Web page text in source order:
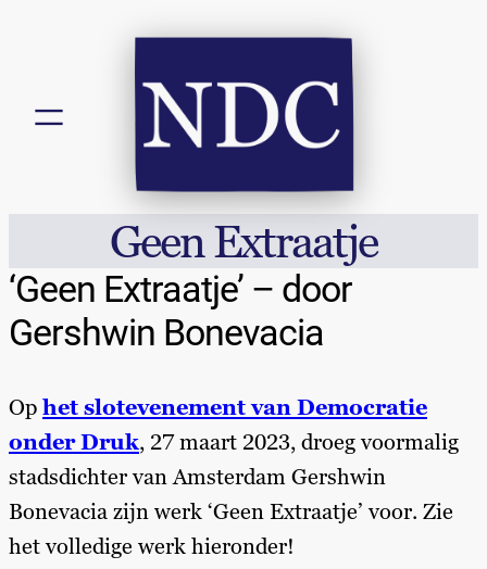
Geen Extraatje
‘Geen Extraatje’ – door
Gershwin Bonevacia
Op het slotevenement van Democratie
onder Druk, 27 maart 2023, droeg voormalig
stadsdichter van Amsterdam Gershwin
Bonevacia zijn werk ‘Geen Extraatje’ voor. Zie
het volledige werk hieronder!